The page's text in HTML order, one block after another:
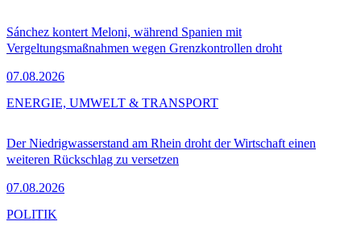
Sánchez kontert Meloni, während Spanien mit
Vergeltungsmaßnahmen wegen Grenzkontrollen droht
07.08.2026
Der Niedrigwasserstand am Rhein droht der Wirtschaft einen
weiteren Rückschlag zu versetzen
07.08.2026
ENERGIE, UMWELT & TRANSPORT
POLITIK